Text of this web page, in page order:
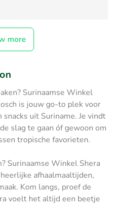
more
Surinaamse Winkel
is jouw go-to plek voor
uit Suriname. Je vindt
slag te gaan óf gewoon om
tropische favorieten.
Surinaamse Winkel Shera
afhaalmaaltijden,
Kom langs, proef de
voelt het altijd een beetje